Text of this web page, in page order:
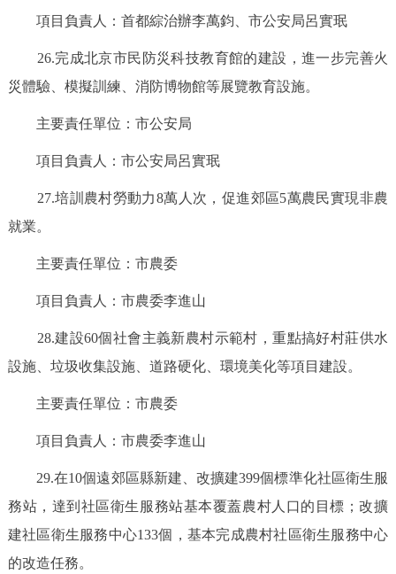
項目負責人：首都綜治辦李萬鈞、市公安局呂實珉
26.完成北京市民防災科技教育館的建設，進一步完善火
災體驗、模擬訓練、消防博物館等展覽教育設施。
主要責任單位：市公安局
項目負責人：市公安局呂實珉
27.培訓農村勞動力8萬人次，促進郊區5萬農民實現非農
就業。
主要責任單位：市農委
項目負責人：市農委李進山
28.建設60個社會主義新農村示範村，重點搞好村莊供水
設施、垃圾收集設施、道路硬化、環境美化等項目建設。
主要責任單位：市農委
項目負責人：市農委李進山
29.在10個遠郊區縣新建、改擴建399個標準化社區衛生服
務站，達到社區衛生服務站基本覆蓋農村人口的目標；改擴
建社區衛生服務中心133個，基本完成農村社區衛生服務中心
的改造任務。